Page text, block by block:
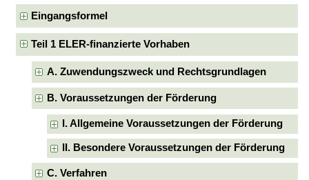
Eingangsformel
Teil 1 ELER-finanzierte Vorhaben
A. Zuwendungszweck und Rechtsgrundlagen
B. Voraussetzungen der Förderung
I. Allgemeine Voraussetzungen der Förderung
II. Besondere Voraussetzungen der Förderung
C. Verfahren